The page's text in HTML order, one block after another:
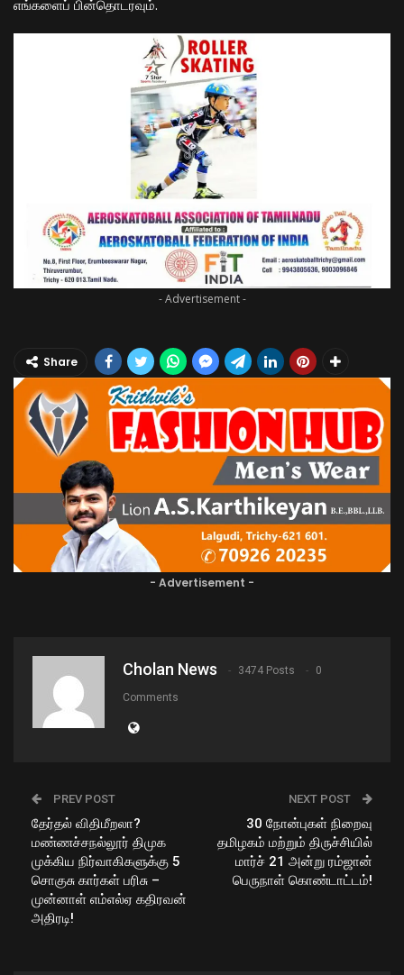
எங்களைப் பின்தொடரவும்.
- Advertisement -
Share
- Advertisement -
Cholan News 3474 Posts 0
Comments
PREV POST
தேர்தல் விதிமீறலா?
மண்ணச்சநல்லூர் திமுக
முக்கிய நிர்வாகிகளுக்கு 5
சொகுசு கார்கள் பரிசு –
முன்னாள் எம்எல்ஏ கதிரவன்
அதிரடி!
NEXT POST
30 நோன்புகள் நிறைவு
தமிழகம் மற்றும் திருச்சியில்
மார்ச் 21 அன்று ரம்ஜான்
பெருநாள் கொண்டாட்டம்!